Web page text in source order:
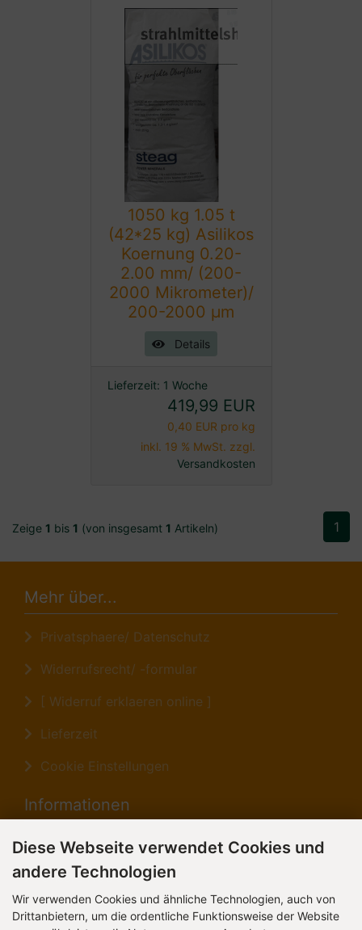
1050 kg 1.05 t
(42*25 kg) Asilikos
Koernung 0.20-
2.00 mm/ (200-
2000 Mikrometer)/
200-2000 µm
Details
Lieferzeit: 1 Woche
419,99 EUR
0,40 EUR pro kg
inkl. 19 % MwSt. zzgl.
Versandkosten
Zeige 1 bis 1 (von insgesamt 1 Artikeln) 1
Mehr über...
Privatsphaere/ Datenschutz
Widerrufsrecht/ -formular
[ Widerruf erklaeren online ]
Lieferzeit
Cookie Einstellungen
Informationen
Lieferung & Versand
Unsere AGB's
Impressum/ TDG
Diese Webseite verwendet Cookies und
andere Technologien
Wir verwenden Cookies und ähnliche Technologien, auch von
Drittanbietern, um die ordentliche Funktionsweise der Website